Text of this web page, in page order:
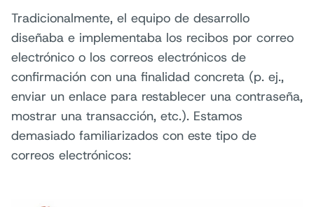
Tradicionalmente, el equipo de desarrollo
diseñaba e implementaba los recibos por correo
electrónico o los correos electrónicos de
confirmación con una finalidad concreta (p. ej.,
enviar un enlace para restablecer una contraseña,
mostrar una transacción, etc.). Estamos
demasiado familiarizados con este tipo de
correos electrónicos: